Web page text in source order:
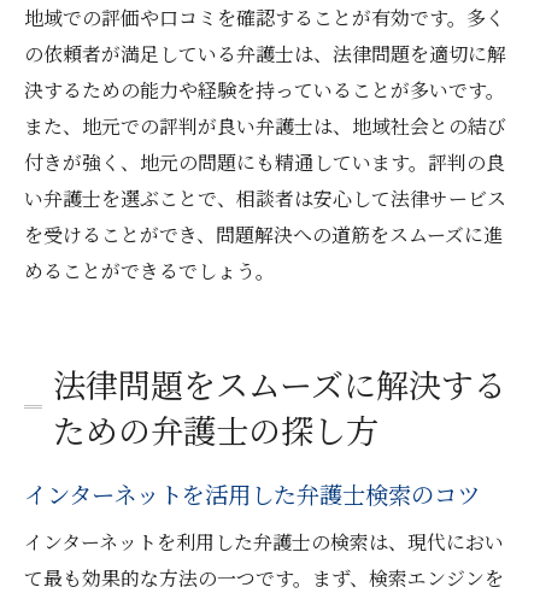
地域での評価や口コミを確認することが有効です。多く
の依頼者が満足している弁護士は、法律問題を適切に解
決するための能力や経験を持っていることが多いです。
また、地元での評判が良い弁護士は、地域社会との結び
付きが強く、地元の問題にも精通しています。評判の良
い弁護士を選ぶことで、相談者は安心して法律サービス
を受けることができ、問題解決への道筋をスムーズに進
めることができるでしょう。
法律問題をスムーズに解決する
ための弁護士の探し方
インターネットを活用した弁護士検索のコツ
インターネットを利用した弁護士の検索は、現代におい
て最も効果的な方法の一つです。まず、検索エンジンを